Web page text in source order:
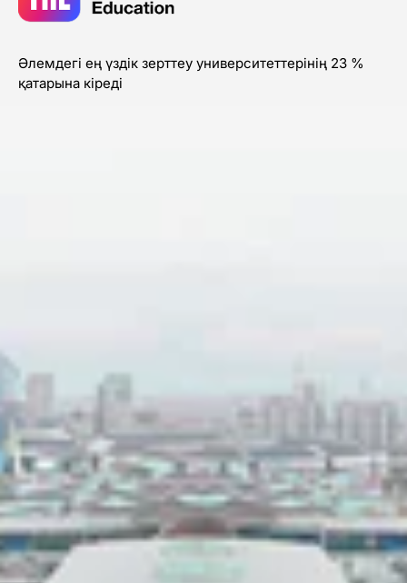
Әлемдегі ең үздік зерттеу университеттерінің 23 %
қатарына кіреді